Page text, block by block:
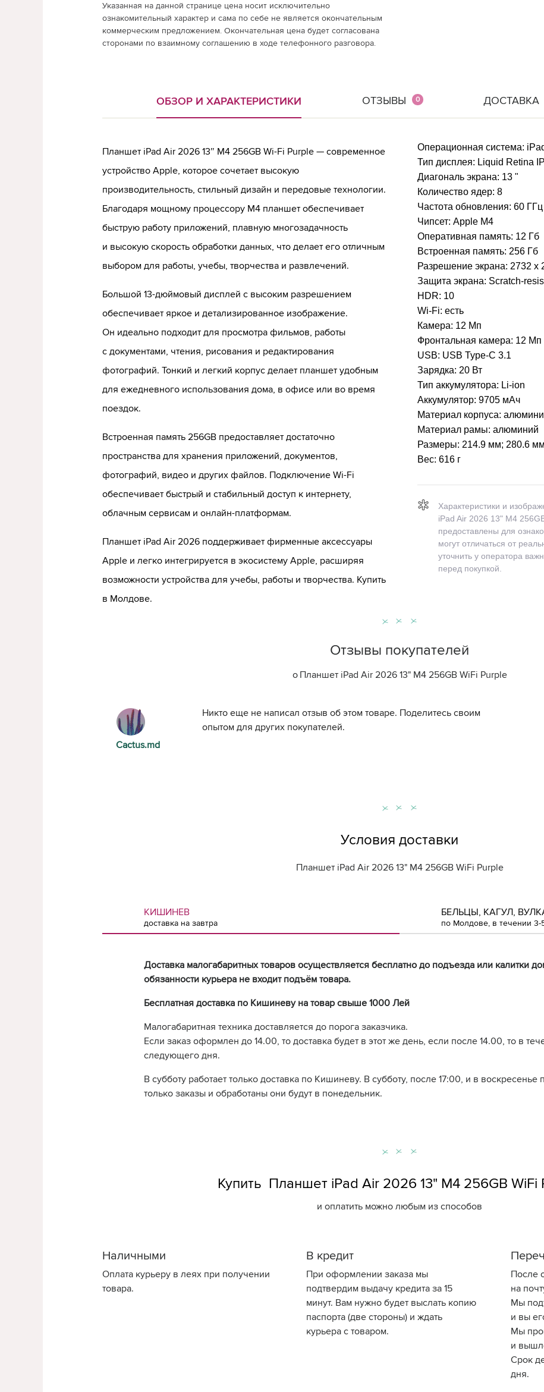
Указанная на данной странице цена носит исключительно
ознакомительный характер и сама по себе не является окончательным
коммерческим предложением. Окончательная цена будет согласована
сторонами по взаимному соглашению в ходе телефонного разговора.
ОБЗОР И ХАРАКТЕРИСТИКИ ОТЗЫВЫ 0 ДОСТАВКА
Планшет iPad Air 2026 13″ M4 256GB Wi-Fi Purple — современное
устройство Apple, которое сочетает высокую
производительность, стильный дизайн и передовые технологии.
Благодаря мощному процессору M4 планшет обеспечивает
быструю работу приложений, плавную многозадачность
и высокую скорость обработки данных, что делает его отличным
выбором для работы, учебы, творчества и развлечений.
Большой 13-дюймовый дисплей с высоким разрешением
обеспечивает яркое и детализированное изображение.
Он идеально подходит для просмотра фильмов, работы
с документами, чтения, рисования и редактирования
фотографий. Тонкий и легкий корпус делает планшет удобным
для ежедневного использования дома, в офисе или во время
поездок.
Встроенная память 256GB предоставляет достаточно
пространства для хранения приложений, документов,
фотографий, видео и других файлов. Подключение Wi-Fi
обеспечивает быстрый и стабильный доступ к интернету,
облачным сервисам и онлайн-платформам.
Планшет iPad Air 2026 поддерживает фирменные аксессуары
Apple и легко интегрируется в экосистему Apple, расширяя
возможности устройства для учебы, работы и творчества. Купить
в Молдове.
Операционная система:
Тип дисплея: Liquid Retina
Диагональ экрана: 13 "
Количество ядер: 8
Частота обновления: 60 ГГц
Чипсет: Apple M4
Оперативная память: 12 Гб
Встроенная память: 256 Гб
Разрешение экрана: 2732 x
Защита экрана: Scratch-
HDR: 10
Wi-Fi: есть
Камера: 12 Мп
Фронтальная камера: 12 Мп
USB: USB Type-C 3.1
Зарядка: 20 Вт
Тип аккумулятора: Li-ion
Аккумулятор: 9705 мАч
Материал корпуса:
Материал рамы: алюминий
Размеры: 214.9 мм; 280.6
Вес: 616 г
Характеристики и
iPad Air 2026 13" M4
предоставлены для
могут отличаться от
уточнить у оператора
перед покупкой.
Отзывы покупателей
о Планшет iPad Air 2026 13" M4 256GB WiFi Purple
Cactus.md
Никто еще не написал отзыв об этом товаре. Поделитесь своим
опытом для других покупателей.
Условия доставки
Планшет iPad Air 2026 13" M4 256GB WiFi Purple
КИШИНЕВ
доставка на завтра
БЕЛЬЦЫ, КАГУЛ,
по Молдове, в течении 3-
Доставка малогабаритных товаров осуществляется бесплатно до подъезда или калитки
обязанности курьера не входит подъём товара.
Бесплатная доставка по Кишиневу на товар свыше 1000 Лей
Малогабаритная техника доставляется до порога заказчика.
Если заказ оформлен до 14.00, то доставка будет в этот же день, если после 14.00, то в
следующего дня.
В субботу работает только доставка по Кишиневу. В субботу, после 17:00, и в воскресенье
только заказы и обработаны они будут в понедельник.
Купить Планшет iPad Air 2026 13" M4 256GB WiFi
и оплатить можно любым из способов
Наличными
Оплата курьеру в леях при получении
товара.
В кредит
При оформлении заказа мы
подтвердим выдачу кредита за 15
минут. Вам нужно будет выслать копию
паспорта (две стороны) и ждать
курьера с товаром.
После
на
Мы
и вы
Мы
и
Срок
дня.